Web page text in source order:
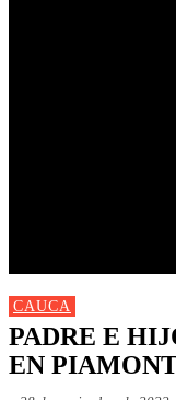
CAUCA
PADRE E
EN